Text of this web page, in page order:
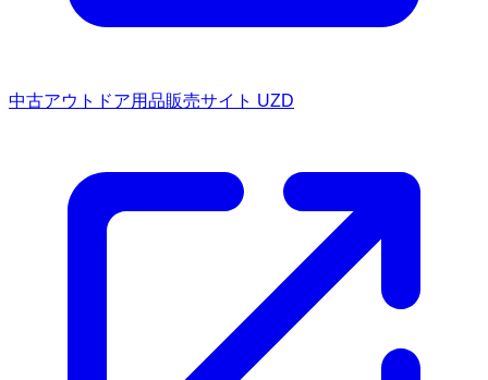
中古アウトドア用品販売サイト UZD